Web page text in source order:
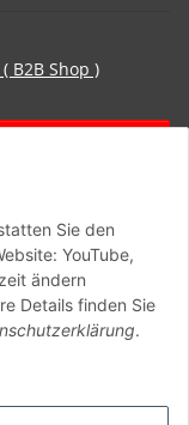
Sie den
YouTube,
ändern
Details finden Sie
.
B2B Shop )